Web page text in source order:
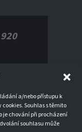
a/nebo přístupu k
Souhlas s těmito
chování při procházení
souhlasu může